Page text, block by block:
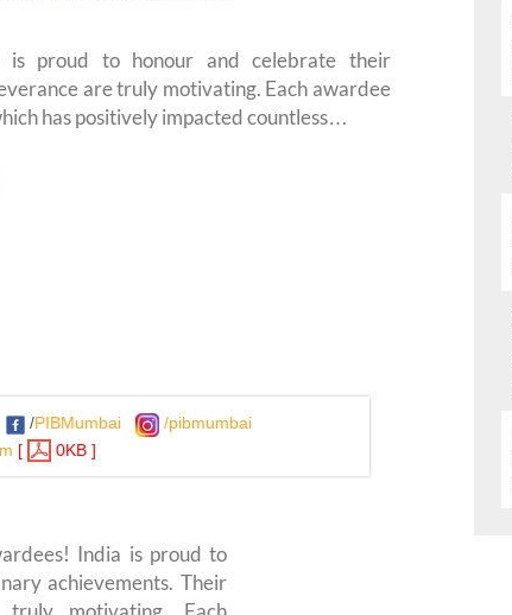
is proud to honour and celebrate their
are truly motivating. Each awardee
has positively impacted countless…
/PIBMumbai
/pibmumbai
[ 0KB ]
India is proud to
achievements. Their